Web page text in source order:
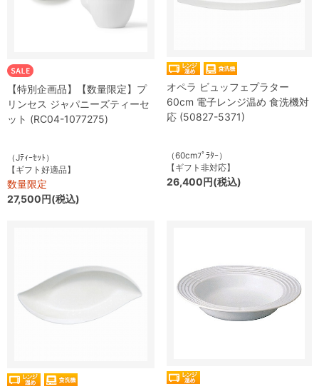
【特別企画品】【数量限定】プ
リンセス ジャパニーズティーセ
ット (RC04-1077275)
（Jﾃｨｰｾｯﾄ）
【ギフト好適品】
数量限定
27,500円(税込)
オペラ ビュッフェプラター
60cm 電子レンジ温め 食洗機対
応 (50827-5371)
（60cmﾌﾟﾗﾀｰ）
【ギフト非対応】
26,400円(税込)